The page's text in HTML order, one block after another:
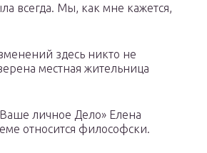
всегда. Мы, как мне кажется,
здесь никто не
местная жительница
личное Дело» Елена
относится философски.